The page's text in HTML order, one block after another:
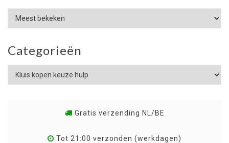
Categorieën
Gratis verzending NL/BE
Tot 21:00 verzonden (werkdagen)